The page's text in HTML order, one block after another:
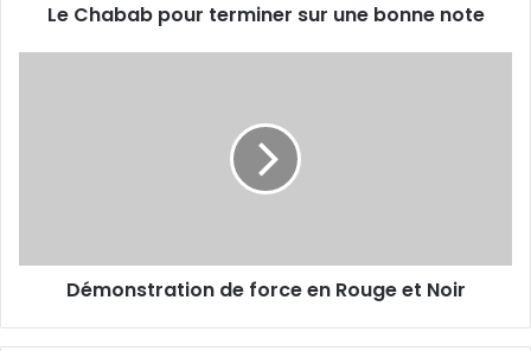
Le Chabab pour terminer sur une bonne note
Démonstration de force en Rouge et Noir